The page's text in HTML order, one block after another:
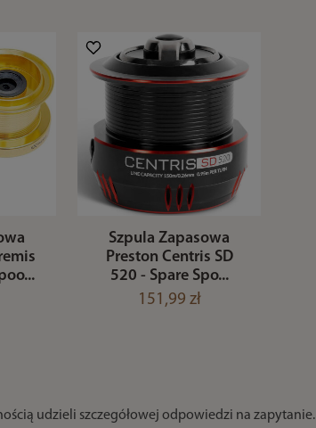
Szpula Zapasowa
Preston Centris SD
520 - Spare Spo...
151,99 zł
udzieli szczegółowej odpowiedzi na zapytanie.